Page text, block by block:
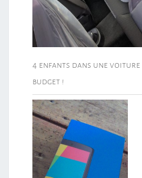
4 enfants dans une voiture
budget !